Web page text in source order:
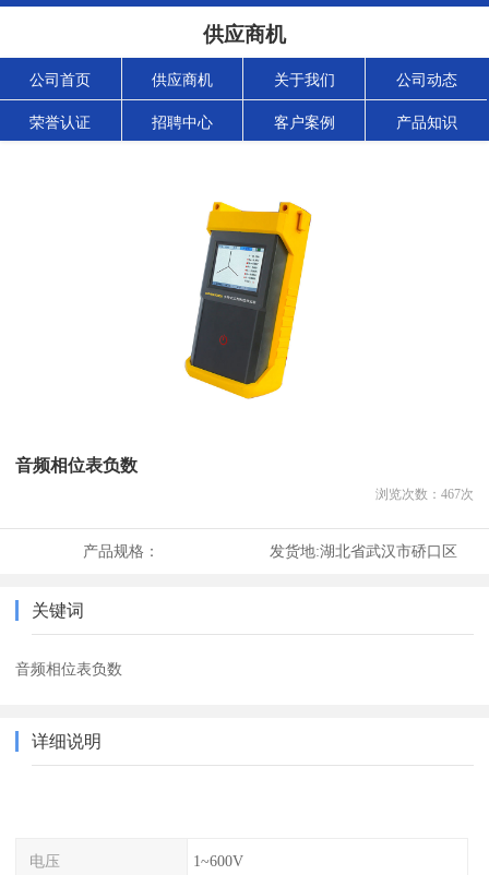
供应商机
公司首页 供应商机 关于我们 公司动态
荣誉认证 招聘中心 客户案例 产品知识
音频相位表负数
浏览次数： 467次
产品规格： 发货地:湖北省武汉市硚口区
关键词
音频相位表负数
详细说明
电压 1~600V